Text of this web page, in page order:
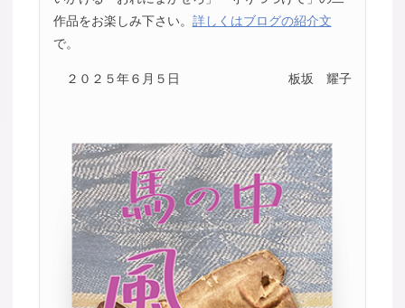
作品をお楽しみ下さい。 詳しくはブログの紹介文
で。
２０２５年６月５日 板坂 耀子